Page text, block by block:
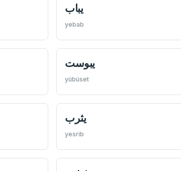
يباب
yebab
يبوست
yübüset
يثرب
yesrib